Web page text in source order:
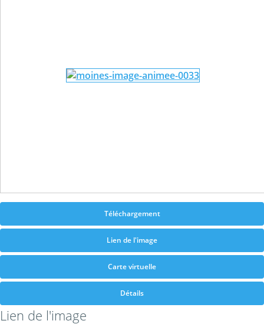
Téléchargement
Lien de l'image
Carte virtuelle
Détails
Lien de l'image